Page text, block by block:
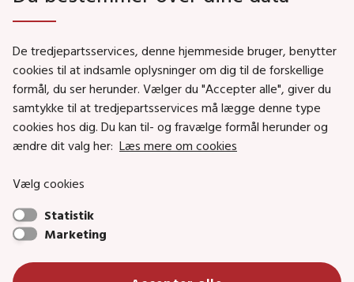
Social- og Boligministeriet
Job i Social- og Boligstyrelsen
Puljer og tilskud
Nyhedsbreve
Social- og Boligstyrelsens nyheder som RSS feed
Social- og Boligstyrelsen • Tlf.: 72 42 37 00 •
De tredjepartsservices, denne hjemmeside bruger, benytter
cookies til at indsamle oplysninger om dig til de forskellige
formål, du ser herunder. Vælger du "Accepter alle", giver du
samtykke til at tredjepartsservices må lægge denne type
cookies hos dig. Du kan til- og fravælge formål herunder og
ændre dit valg her: Læs mere om cookies
Vælg cookies
Statistik
Marketing